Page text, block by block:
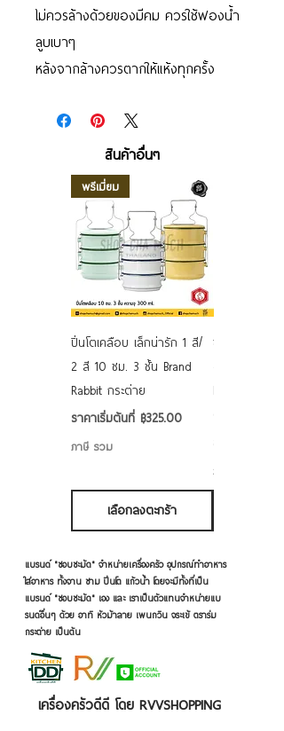
ไม่ควรล้างด้วยของมีคม ควรใช้ฟองน้ำ
ลูบเบาๆ
หลังจากล้างควรตากให้แห้งทุกครั้ง
สินค้าอื่นๆ
พรีเมี่ยม
ปิ่นโตเคลือบ เล็กน่ารัก 1 สี/
2 สี 10 ซม. 3 ชั้น Brand
Rabbit กระต่าย
ราคาเริ่มต้นที่ ฿325.00
ราคาขายลด
ภาษี รวม
เลือกลงตะกร้า
ชามเคลือบ
ภาษี รวม
แบรนด์ "ชอบชะมัด" จำหน่ายเครื่องครัว อุปกรณ์ทำอาหาร
ใส่อาหาร ทั้งจาน ชาม ปิ่นโต แก้วน้ำ โดยจะมีทั้งที่เป็น
แบรนด์ "ชอบชะมัด" เอง และ เราเป็นตัวแทนจำหน่ายแบ
รนด์อื่นๆ ด้วย อาทิ หัวม้าลาย เพนกวิน จระเข้ ตราร่ม
กระต่าย เป็นต้น
เครื่องครัวดีดี โดย RVVSHOPPING